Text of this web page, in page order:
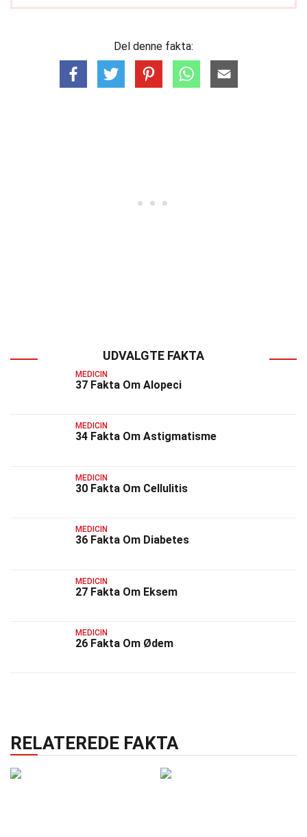
Del denne fakta:
UDVALGTE FAKTA
MEDICIN
37 Fakta Om Alopeci
MEDICIN
34 Fakta Om Astigmatisme
MEDICIN
30 Fakta Om Cellulitis
MEDICIN
36 Fakta Om Diabetes
MEDICIN
27 Fakta Om Eksem
MEDICIN
26 Fakta Om Ødem
RELATEREDE FAKTA